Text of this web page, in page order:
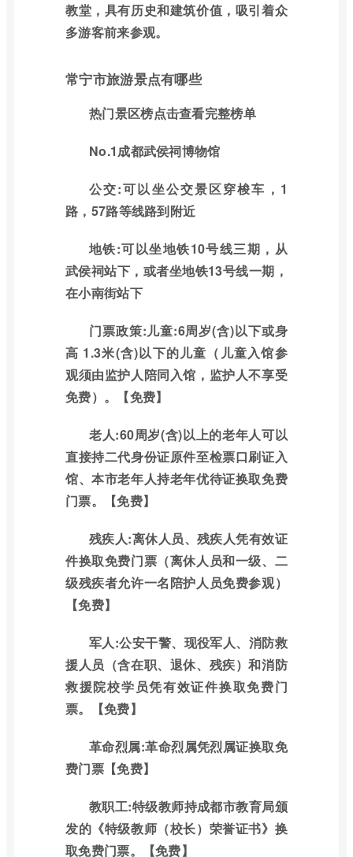
教堂，具有历史和建筑价值，吸引着众
多游客前来参观。
常宁市旅游景点有哪些
热门景区榜点击查看完整榜单
No.1成都武侯祠博物馆
公交:可以坐公交景区穿梭车，1
路，57路等线路到附近
地铁:可以坐地铁10号线三期，从
武侯祠站下，或者坐地铁13号线一期，
在小南街站下
门票政策:儿童:6周岁(含)以下或身
高 1.3米(含)以下的儿童（儿童入馆参
观须由监护人陪同入馆，监护人不享受
免费）。【免费】
老人:60周岁(含)以上的老年人可以
直接持二代身份证原件至检票口刷证入
馆、本市老年人持老年优待证换取免费
门票。【免费】
残疾人:离休人员、残疾人凭有效证
件换取免费门票（离休人员和一级、二
级残疾者允许一名陪护人员免费参观）
【免费】
军人:公安干警、现役军人、消防救
援人员（含在职、退休、残疾）和消防
救援院校学员凭有效证件换取免费门
票。【免费】
革命烈属:革命烈属凭烈属证换取免
费门票【免费】
教职工:特级教师持成都市教育局颁
发的《特级教师（校长）荣誉证书》换
取免费门票。【免费】